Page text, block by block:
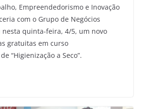
Empreendedorismo e Inovação
com o Grupo de Negócios
nesta quinta-feira, 4/5, um novo
gratuitas em curso
“Higienização a Seco”.